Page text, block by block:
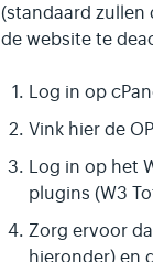
(standaard zullen
de website te
Log in op
Vink hier de
Log in op het
plugins (W3
Zorg ervoor
hieronder) en